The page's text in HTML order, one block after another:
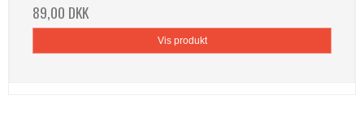
89,00 DKK
Vis produkt